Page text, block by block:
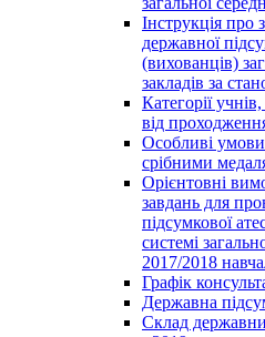
Інструкція про
державної
(вихованців)
закладів за
Категорії
від
Особливі
срібними
Орієнтовні
завдань для
підсумкової
системі
2017/2018
Графік
Державна
Склад